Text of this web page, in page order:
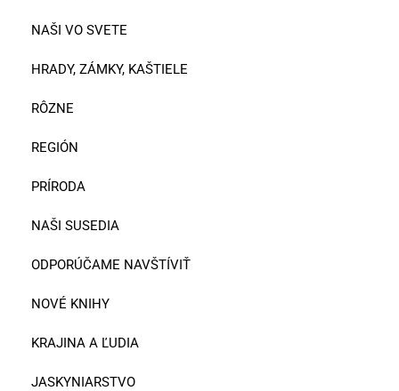
NAŠI VO SVETE
HRADY, ZÁMKY, KAŠTIELE
RÔZNE
REGIÓN
PRÍRODA
NAŠI SUSEDIA
ODPORÚČAME NAVŠTÍVIŤ
NOVÉ KNIHY
KRAJINA A ĽUDIA
JASKYNIARSTVO